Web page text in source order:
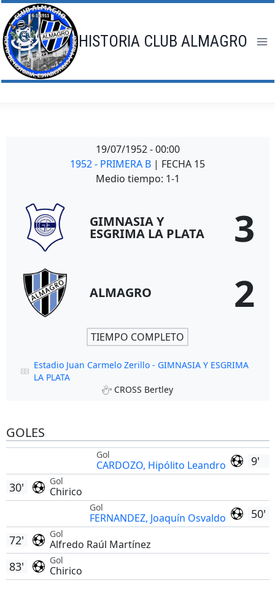
Saltar
al
contenido
HISTORIA CLUB ALMAGRO
19/07/1952 - 00:00
1952 - PRIMERA B | FECHA 15
Medio tiempo: 1-1
GIMNASIA Y
ESGRIMA LA PLATA 3
ALMAGRO 2
TIEMPO COMPLETO
Estadio Juan Carmelo Zerillo - GIMNASIA Y ESGRIMA
LA PLATA
CROSS Bertley
GOLES
9'
Gol
CARDOZO, Hipólito Leandro
Gol
Chirico
30'
50'
Gol
FERNANDEZ, Joaquín Osvaldo
Gol
Alfredo Raúl Martínez
72'
Gol
Chirico
83'